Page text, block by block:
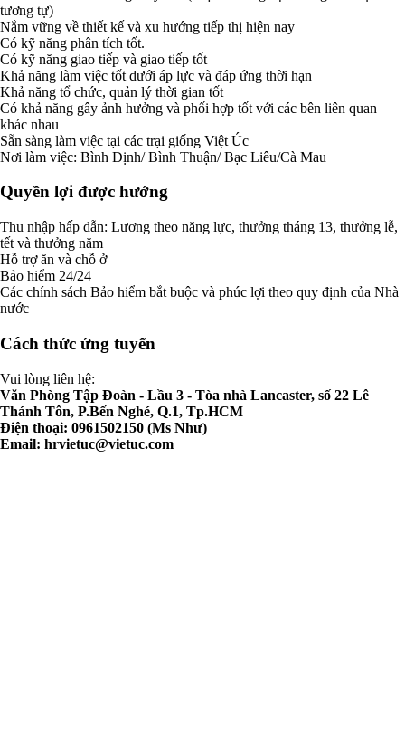
tương tự)
Nắm vững về thiết kế và xu hướng tiếp thị hiện nay
Có kỹ năng phân tích tốt.
Có kỹ năng giao tiếp và giao tiếp tốt
Khả năng làm việc tốt dưới áp lực và đáp ứng thời hạn
Khả năng tổ chức, quản lý thời gian tốt
Có khả năng gây ảnh hưởng và phối hợp tốt với các bên liên quan
khác nhau
Sẵn sàng làm việc tại các trại giống Việt Úc
Nơi làm việc: Bình Định/ Bình Thuận/ Bạc Liêu/Cà Mau
Quyền lợi được hưởng
Thu nhập hấp dẫn: Lương theo năng lực, thưởng tháng 13, thưởng lễ,
tết và thưởng năm
Hỗ trợ ăn và chỗ ở
Bảo hiểm 24/24
Các chính sách Bảo hiểm bắt buộc và phúc lợi theo quy định của Nhà
nước
Cách thức ứng tuyển
Vui lòng liên hệ:
Văn Phòng Tập Đoàn - Lầu 3 - Tòa nhà Lancaster, số 22 Lê
Thánh Tôn, P.Bến Nghé, Q.1, Tp.HCM
Điện thoại: 0961502150 (Ms Như)
Email: hrvietuc@vietuc.com